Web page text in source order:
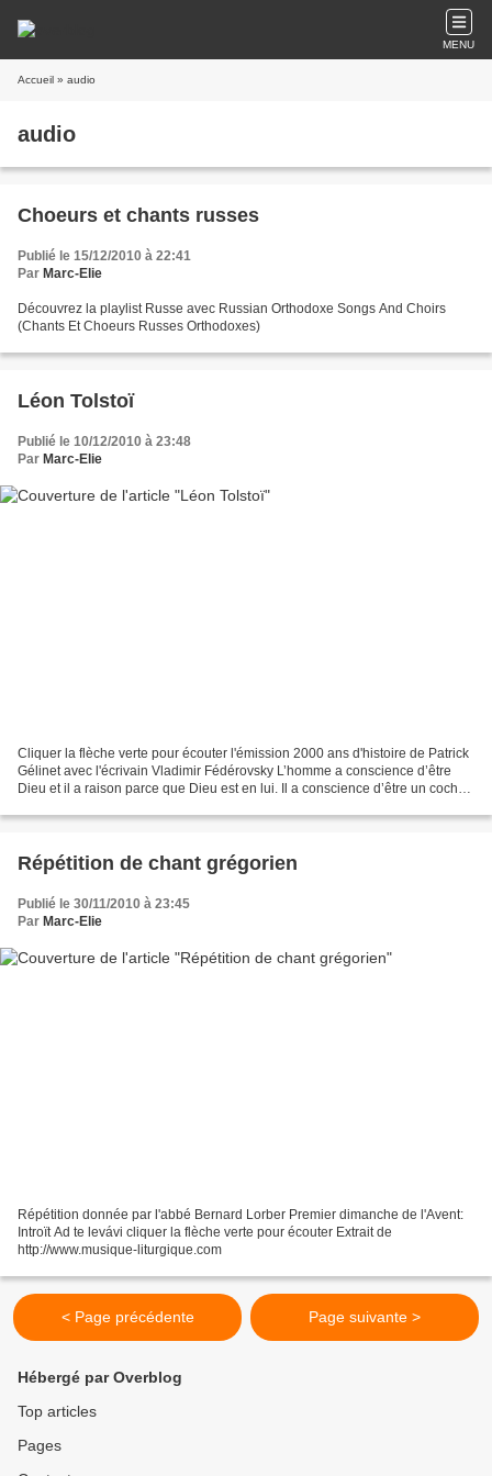
MENU
Accueil » audio
audio
Choeurs et chants russes
Publié le 15/12/2010 à 22:41
Par Marc-Elie
Découvrez la playlist Russe avec Russian Orthodoxe Songs And Choirs
(Chants Et Choeurs Russes Orthodoxes)
Léon Tolstoï
Publié le 10/12/2010 à 23:48
Par Marc-Elie
Cliquer la flèche verte pour écouter l'émission 2000 ans d'histoire de Patrick
Gélinet avec l'écrivain Vladimir Fédérovsky L’homme a conscience d’être
Dieu et il a raison parce que Dieu est en lui. Il a conscience d’être un cochon
Répétition de chant grégorien
Publié le 30/11/2010 à 23:45
Par Marc-Elie
Répétition donnée par l'abbé Bernard Lorber Premier dimanche de l'Avent:
Introït Ad te levávi cliquer la flèche verte pour écouter Extrait de
http://www.musique-liturgique.com
< Page précédente Page suivante >
Hébergé par Overblog
Top articles
Pages